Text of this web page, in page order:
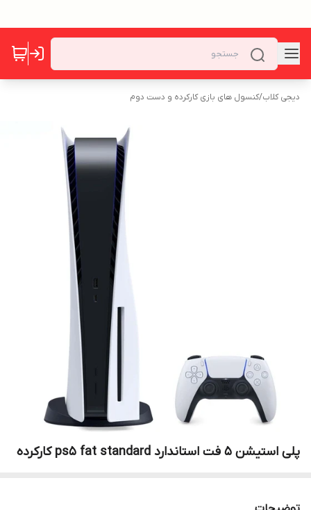
دیجی کلاب/کنسول های بازی کارکرده و دست دوم
پلی استیشن 5 فت استاندارد ps5 fat standard کارکرده